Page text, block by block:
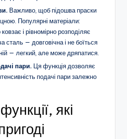
Важливо, щоб підошва праски
Популярні матеріали:
і рівномірно розподіляє
сталь — довговічна і не боїться
— легкий, але може дряпатися.
пари. Ця функція дозволяє
подачі пари залежно
які